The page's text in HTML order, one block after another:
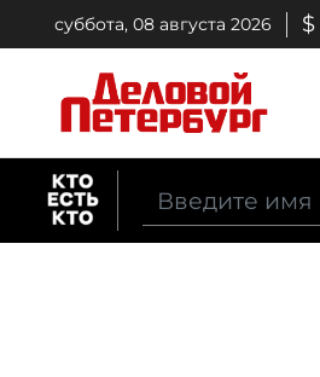
суббота, 08 августа 2026 $